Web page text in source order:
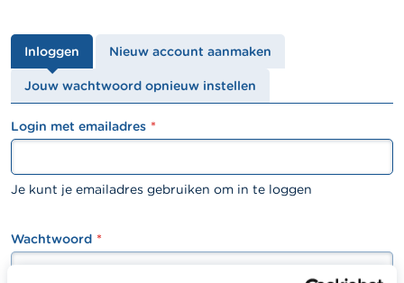
Primaire
tabs
Inloggen Nieuw account aanmaken
Jouw wachtwoord opnieuw instellen
textfield
Login met emailadres
Je kunt je emailadres gebruiken om in te loggen
password
Wachtwoord